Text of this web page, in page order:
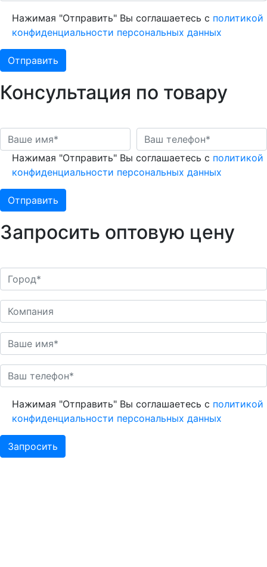
Нажимая "Отправить" Вы соглашаетесь с политикой
конфиденциальности персональных данных
Консультация по товару
Нажимая "Отправить" Вы соглашаетесь с политикой
конфиденциальности персональных данных
Запросить оптовую цену
Нажимая "Отправить" Вы соглашаетесь с политикой
конфиденциальности персональных данных